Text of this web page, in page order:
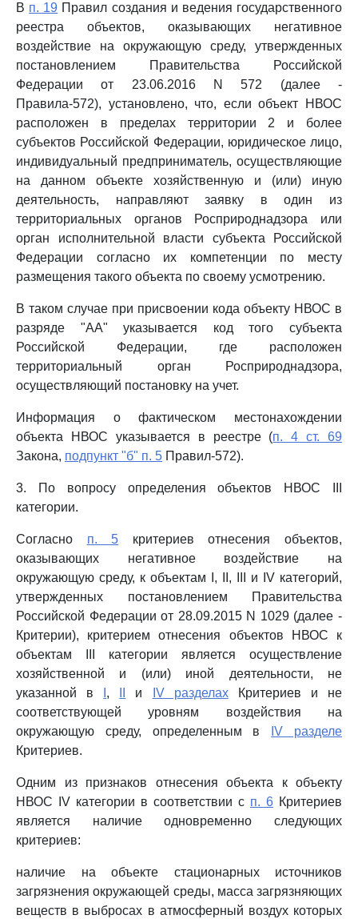
В п. 19 Правил создания и ведения государственного
реестра объектов, оказывающих негативное
воздействие на окружающую среду, утвержденных
постановлением Правительства Российской
Федерации от 23.06.2016 N 572 (далее -
Правила-572), установлено, что, если объект НВОС
расположен в пределах территории 2 и более
субъектов Российской Федерации, юридическое лицо,
индивидуальный предприниматель, осуществляющие
на данном объекте хозяйственную и (или) иную
деятельность, направляют заявку в один из
территориальных органов Росприроднадзора или
орган исполнительной власти субъекта Российской
Федерации согласно их компетенции по месту
размещения такого объекта по своему усмотрению.
В таком случае при присвоении кода объекту НВОС в
разряде "AA" указывается код того субъекта
Российской Федерации, где расположен
территориальный орган Росприроднадзора,
осуществляющий постановку на учет.
Информация о фактическом местонахождении
объекта НВОС указывается в реестре (п. 4 ст. 69
Закона, подпункт "б" п. 5 Правил-572).
3. По вопросу определения объектов НВОС III
категории.
Согласно п. 5 критериев отнесения объектов,
оказывающих негативное воздействие на
окружающую среду, к объектам I, II, III и IV категорий,
утвержденных постановлением Правительства
Российской Федерации от 28.09.2015 N 1029 (далее -
Критерии), критерием отнесения объектов НВОС к
объектам III категории является осуществление
хозяйственной и (или) иной деятельности, не
указанной в
, и IV разделахКритериев и не
соответствующей уровням воздействия на
окружающую среду, определенным в
IV разделе
Критериев.
Одним из признаков отнесения объекта к объекту
НВОС IV категории в соответствии с п. 6 Критериев
является наличие одновременно следующих
критериев:
наличие на объекте стационарных источников
загрязнения окружающей среды, масса загрязняющих
веществ в выбросах в атмосферный воздух которых